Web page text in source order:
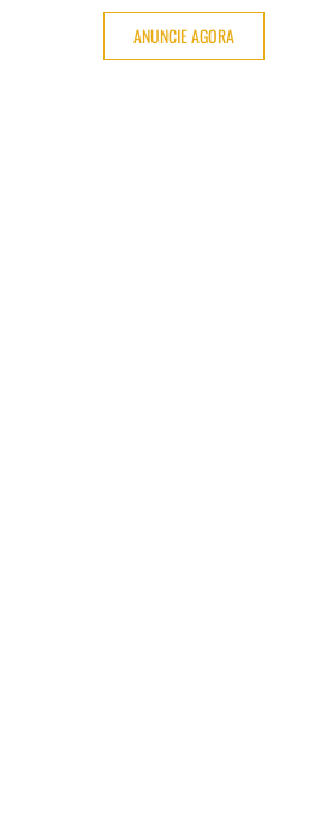
ANUNCIE AGORA